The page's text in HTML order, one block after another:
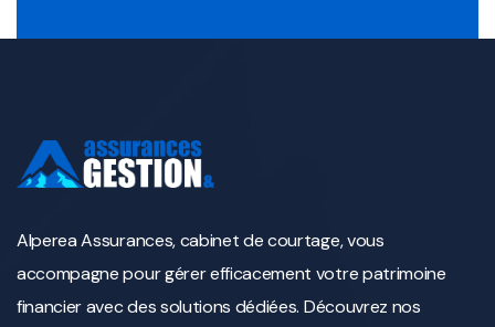
Alperea Assurances, cabinet de courtage, vous
accompagne pour gérer efficacement votre patrimoine
financier avec des solutions dédiées. Découvrez nos